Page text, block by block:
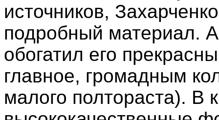
источников,
подробный материал.
обогатил его
главное, громадным
малого полтораста). В